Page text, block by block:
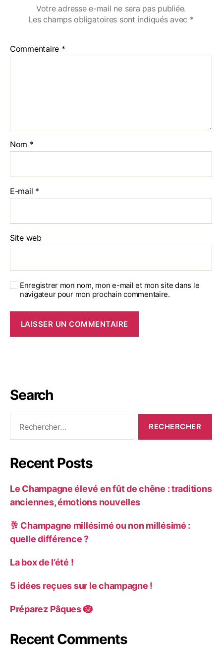
Votre adresse e-mail ne sera pas publiée.
Les champs obligatoires sont indiqués avec *
Commentaire *
Nom *
E-mail *
Site web
Enregistrer mon nom, mon e-mail et mon site dans le
navigateur pour mon prochain commentaire.
Search
Recent Posts
Le Champagne élevé en fût de chêne : traditions
anciennes, émotions nouvelles
🥂 Champagne millésimé ou non millésimé :
quelle différence ?
La box de l’été !
5 idées reçues sur le champagne !
Préparez Pâques 🪺
Recent Comments